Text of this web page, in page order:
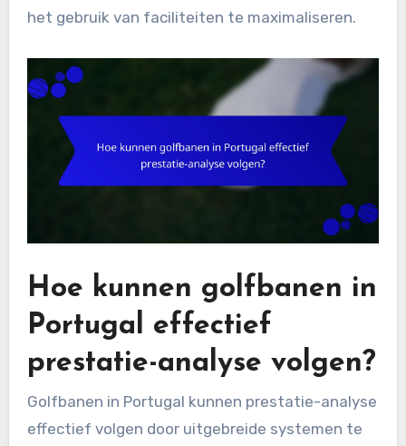
het gebruik van faciliteiten te maximaliseren.
Hoe kunnen golfbanen in
Portugal effectief
prestatie-analyse volgen?
Golfbanen in Portugal kunnen prestatie-analyse
effectief volgen door uitgebreide systemen te